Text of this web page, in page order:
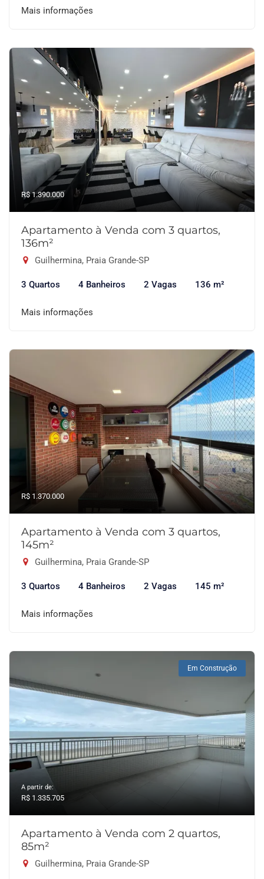
Mais informações
R$ 1.390.000
Apartamento à Venda com 3 quartos,
136m²
Guilhermina, Praia Grande-SP
3 Quartos 4 Banheiros 2 Vagas 136 m²
Mais informações
R$ 1.370.000
Apartamento à Venda com 3 quartos,
145m²
Guilhermina, Praia Grande-SP
3 Quartos 4 Banheiros 2 Vagas 145 m²
Mais informações
Em Construção
A partir de:
R$ 1.335.705
Apartamento à Venda com 2 quartos,
85m²
Guilhermina, Praia Grande-SP